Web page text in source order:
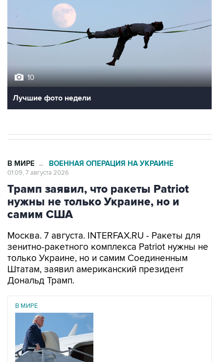
10
Лучшие фото недели
В МИРЕ → ВОЕННАЯ ОПЕРАЦИЯ НА УКРАИНЕ
01:09, 7 августа 2026
Трамп заявил, что ракеты Patriot
нужны не только Украине, но и
самим США
Москва. 7 августа. INTERFAX.RU - Ракеты для
зенитно-ракетного комплекса Patriot нужны не
только Украине, но и самим Соединенным
Штатам, заявил американский президент
Дональд Трамп.
В МИРЕ